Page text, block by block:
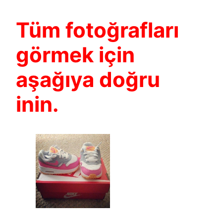
Tüm fotoğrafları
görmek için
aşağıya doğru
inin.